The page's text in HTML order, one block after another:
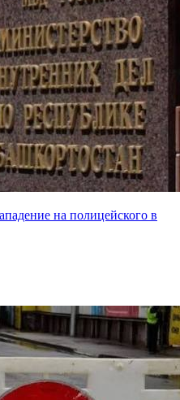
на полицейского в